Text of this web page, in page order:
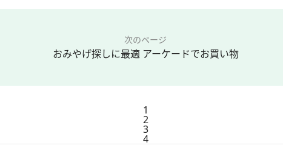
次のページ
おみやげ探しに最適 アーケードでお買い物
1
2
3
4